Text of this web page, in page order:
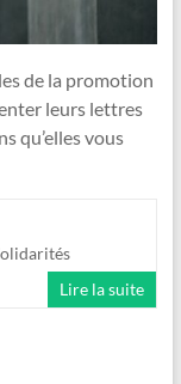
de la promotion
leurs lettres
qu’elles vous
Lire la suite